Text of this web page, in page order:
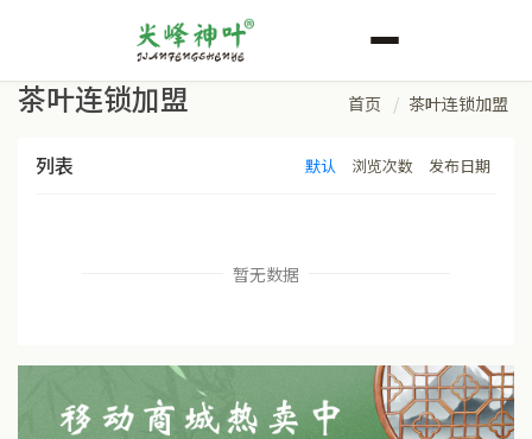
茶叶连锁加盟 首页 茶叶连锁加盟
列表 默认 浏览次数 发布日期
暂无数据